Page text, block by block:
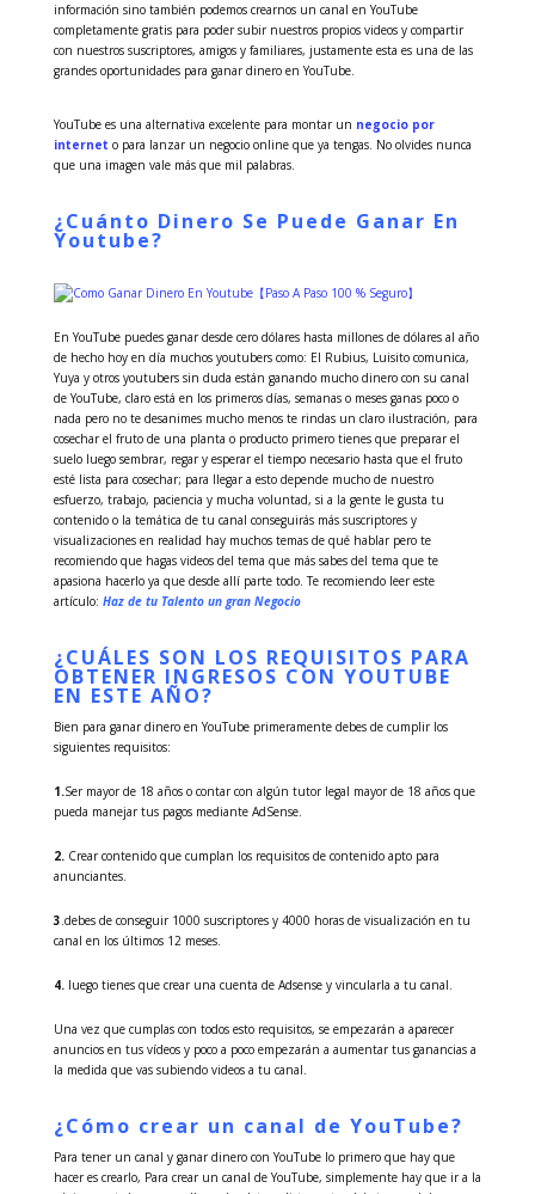
información sino también podemos crearnos un canal en YouTube
completamente gratis para poder subir nuestros propios videos y compartir
con nuestros suscriptores, amigos y familiares, justamente esta es una de las
grandes oportunidades para ganar dinero en YouTube.
YouTube es una alternativa excelente para montar un negocio por
internet o para lanzar un negocio online que ya tengas. No olvides nunca
que una imagen vale más que mil palabras.
¿Cuánto Dinero Se Puede Ganar En
Youtube?
En YouTube puedes ganar desde cero dólares hasta millones de dólares al año
de hecho hoy en día muchos youtubers como: El Rubius, Luisito comunica,
Yuya y otros youtubers sin duda están ganando mucho dinero con su canal
de YouTube, claro está en los primeros días, semanas o meses ganas poco o
nada pero no te desanimes mucho menos te rindas un claro ilustración, para
cosechar el fruto de una planta o producto primero tienes que preparar el
suelo luego sembrar, regar y esperar el tiempo necesario hasta que el fruto
esté lista para cosechar; para llegar a esto depende mucho de nuestro
esfuerzo, trabajo, paciencia y mucha voluntad, si a la gente le gusta tu
contenido o la temática de tu canal conseguirás más suscriptores y
visualizaciones en realidad hay muchos temas de qué hablar pero te
recomiendo que hagas videos del tema que más sabes del tema que te
apasiona hacerlo ya que desde allí parte todo. Te recomiendo leer este
artículo: Haz de tu Talento un gran Negocio
¿CUÁLES SON LOS REQUISITOS PARA
OBTENER INGRESOS CON YOUTUBE
EN ESTE AÑO?
Bien para ganar dinero en YouTube primeramente debes de cumplir los
siguientes requisitos:
1.Ser mayor de 18 años o contar con algún tutor legal mayor de 18 años que
pueda manejar tus pagos mediante AdSense.
2.Crear contenido que cumplan los requisitos de contenido apto para
anunciantes.
3.debes de conseguir 1000 suscriptores y 4000 horas de visualización en tu
canal en los últimos 12 meses.
4.luego tienes que crear una cuenta de Adsense y vincularla a tu canal.
Una vez que cumplas con todos esto requisitos, se empezarán a aparecer
anuncios en tus vídeos y poco a poco empezarán a aumentar tus ganancias a
la medida que vas subiendo videos a tu canal.
¿Cómo crear un canal de YouTube?
Para tener un canal y ganar dinero con YouTube lo primero que hay que
hacer es crearlo, Para crear un canal de YouTube, simplemente hay que ir a la